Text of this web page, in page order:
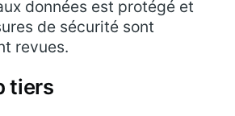
données est protégé et
de sécurité sont
revues.
tiers